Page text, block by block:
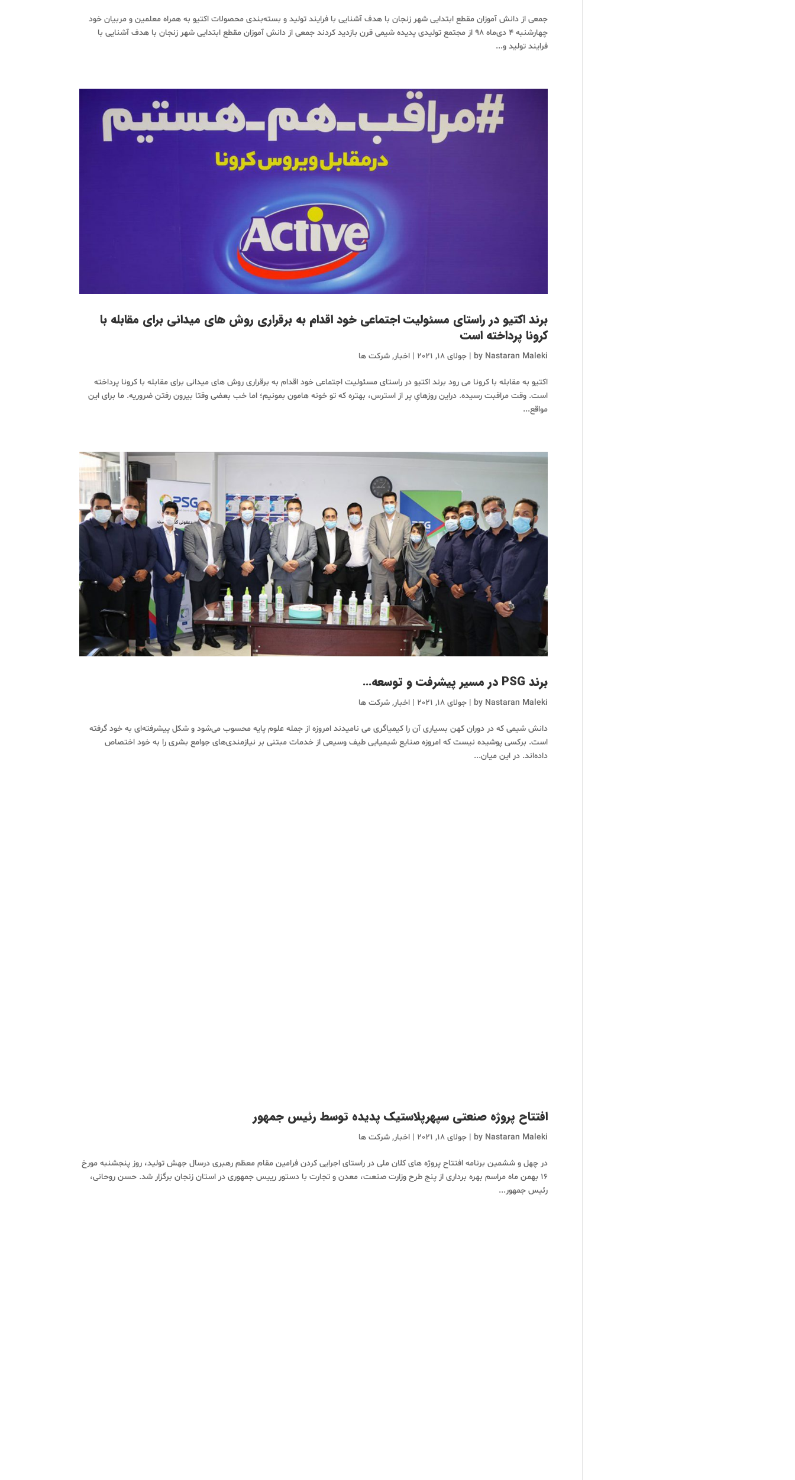
جمعی از دانش آموزان مقطع ابتدایی شهر زنجان با هدف آشنایی با فرایند تولید و بسته‌بندی محصولات اکتیو به همراه معلمین و مربیان خود
چهارشنبه ۴ دی‌ماه ۹۸ از مجتمع تولیدی پدیده شیمی قرن بازدید کردند جمعی از دانش آموزان مقطع ابتدایی شهر زنجان با هدف آشنایی با
فرایند تولید و...
برند اکتیو در راستای مسئولیت اجتماعی خود اقدام به برقراری روش های میدانی برای مقابله با
کرونا پرداخته است
by Nastaran Maleki
| جولای 18, 2021 | اخبار, شرکت ها
اکتیو به مقابله با کرونا می رود برند اکتیو در راستای مسئولیت اجتماعی خود اقدام به برقراری روش های میدانی برای مقابله با کرونا پرداخته
است. وقت مراقبت رسیده. دراین روزهایِ پر از استرس، بهتره که تو خونه هامون بمونیم؛ اما خب بعضی وقتا بیرون رفتن ضروریه. ما برای این
مواقع...
برند PSG در مسیر پیشرفت و توسعه…
by Nastaran Maleki
| جولای 18, 2021 | اخبار, شرکت ها
دانش شیمی که در دوران کهن بسیاری آن را کیمیاگری می نامیدند امروزه از جمله علوم پایه محسوب می‌شود و شکل پیشرفته‌ای به خود گرفته
است. برکسی پوشیده نیست که امروزه صنایع شیمیایی طیف وسیعی از خدمات مبتنی بر نیازمندی‌های جوامع بشری را به خود اختصاص
داده‌اند. در این میان...
افتتاح پروژه صنعتی سپهرپلاستیک پدیده توسط رئیس جمهور
by Nastaran Maleki
| جولای 18, 2021 | اخبار, شرکت ها
در چهل و ششمین برنامه افتتاح پروژه های کلان ملی در راستای اجرایی کردن فرامین مقام معظم رهبری درسال جهش تولید، روز پنجشنبه مورخ
16 بهمن ماه مراسم بهره برداری از پنج طرح وزارت صنعت، معدن و تجارت ‌با دستور رییس جمهوری در استان زنجان برگزار شد. حسن روحانی،
رئیس جمهور...